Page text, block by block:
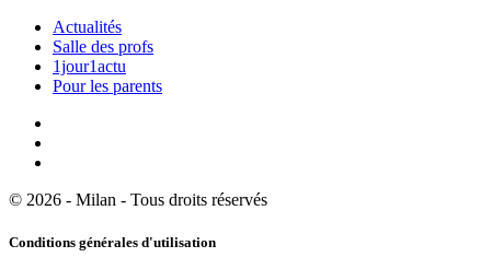
Actualités
Salle des profs
1jour1actu
Pour les parents
© 2026 - Milan - Tous droits réservés
Conditions générales d'utilisation